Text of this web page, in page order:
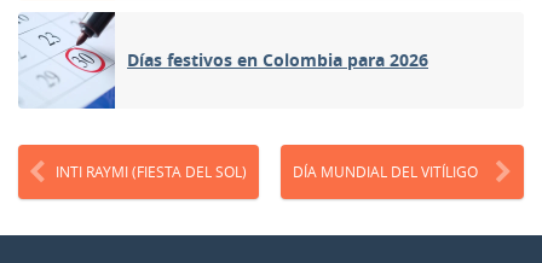
Días festivos en Colombia para 2026
INTI RAYMI (FIESTA DEL SOL) DÍA MUNDIAL DEL VITÍLIGO